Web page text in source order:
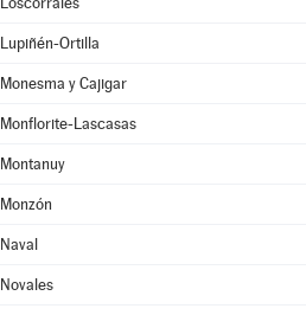
Lupiñén-Ortilla
Monesma y Cajigar
Monflorite-Lascasas
Montanuy
Monzón
Naval
Novales